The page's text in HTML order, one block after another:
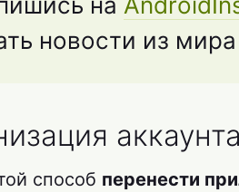
новости из
способ перенести